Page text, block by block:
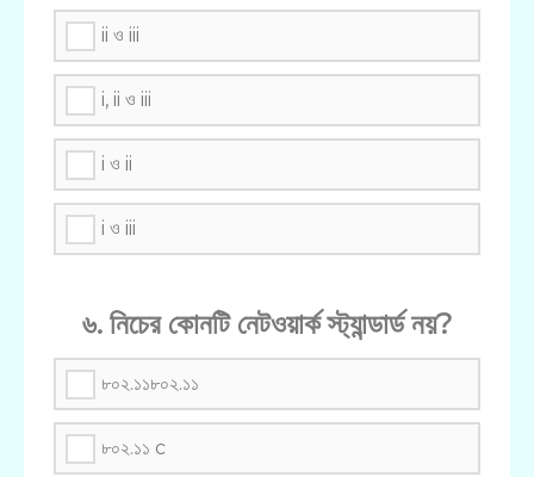
ii ও iii
i, ii ও iii
i ও ii
i ও iii
৬. নিচের কোনটি নেটওয়ার্ক স্ট্যান্ডার্ড নয়?
৮০২.১১৮০২.১১
৮০২.১১ c